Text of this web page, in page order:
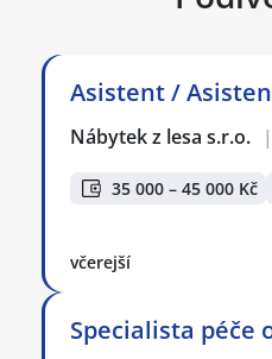
Asistent /
Nábytek z lesa s.r.o. |
35 000 – 45 000 Kč
včerejší
Specialista péče